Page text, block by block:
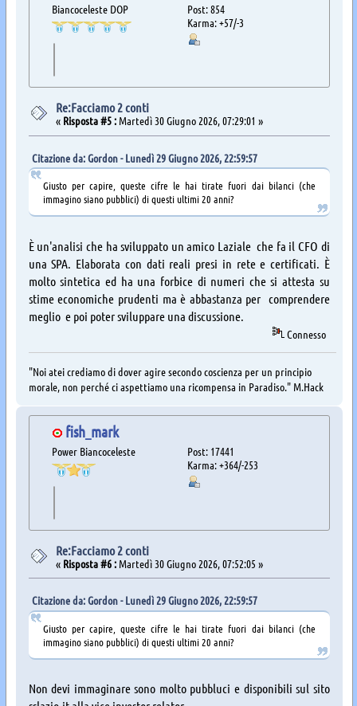
Biancoceleste DOP
Post: 854
Karma: +57/-3
Re:Facciamo 2 conti
« Risposta #5 :Martedì 30 Giugno 2026, 07:29:01 »
Citazione da: Gordon - Lunedì 29 Giugno 2026, 22:59:57
Giusto per capire, queste cifre le hai tirate fuori dai bilanci (che
immagino siano pubblici) di questi ultimi 20 anni?
È un'analisi che ha sviluppato un amico Laziale che fa il CFO di
una SPA. Elaborata con dati reali presi in rete e certificati. È
molto sintetica ed ha una forbice di numeri che si attesta su
stime economiche prudenti ma è abbastanza per comprendere
meglio e poi poter sviluppare una discussione.
Connesso
"Noi atei crediamo di dover agire secondo coscienza per un principio
morale, non perché ci aspettiamo una ricompensa in Paradiso." M.Hack
fish_mark
Power Biancoceleste
Post: 17441
Karma: +364/-253
Re:Facciamo 2 conti
« Risposta #6 :Martedì 30 Giugno 2026, 07:52:05 »
Citazione da: Gordon - Lunedì 29 Giugno 2026, 22:59:57
Giusto per capire, queste cifre le hai tirate fuori dai bilanci (che
immagino siano pubblici) di questi ultimi 20 anni?
Non devi immaginare sono molto pubbluci e disponibili sul sito